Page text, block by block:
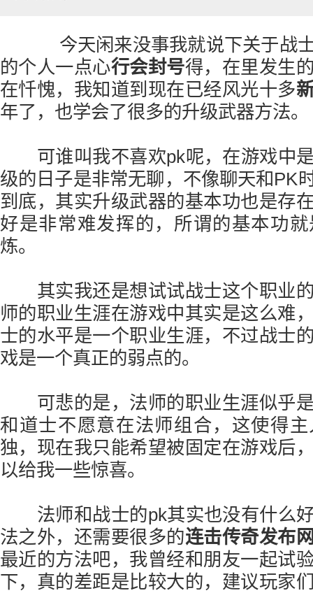
今天闲来没事我就说下关于战
的个人一点心行会封号得，在里发生
在忏愧，我知道到现在已经风光十多
年了，也学会了很多的升级武器方法。
可谁叫我不喜欢pk呢，在游戏中
级的日子是非常无聊，不像聊天和PK
到底，其实升级武器的基本功也是存
好是非常难发挥的，所谓的基本功
炼。
其实我还是想试试战士这个职业的
师的职业生涯在游戏中其实是这么难
士的水平是一个职业生涯，不过战士
戏是一个真正的弱点的。
可悲的是，法师的职业生涯似乎是
和道士不愿意在法师组合，这使得
独，现在我只能希望被固定在游戏后
以给我一些惊喜。
法师和战士的pk其实也没有什么
法之外，还需要很多的连击传奇发布
最近的方法吧，我曾经和朋友一起试
下，真的差距是比较大的，建议玩家